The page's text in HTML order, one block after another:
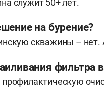
служит 50+ лет.
на бурение?
скважины – нет.
фильтра